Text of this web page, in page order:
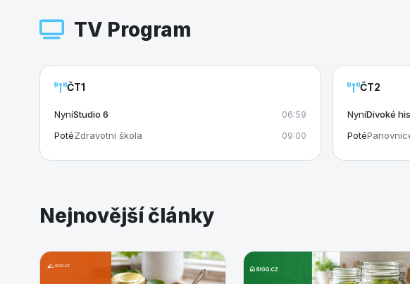
TV Program
ČT1
NyníStudio 6 06:59
PotéZdravotní škola 09:00
ČT2
NyníDivoké
Poté
Nejnovější články